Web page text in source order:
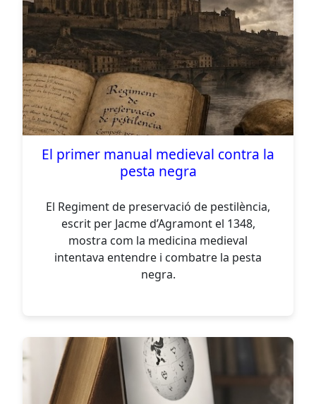
El primer manual medieval contra la
pesta negra
El Regiment de preservació de pestilència,
escrit per Jacme d’Agramont el 1348,
mostra com la medicina medieval
intentava entendre i combatre la pesta
negra.